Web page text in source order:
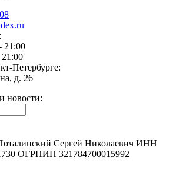
Петербурге:
д. 26
новости:
Сергей Николаевич ИНН
ОГРНИП 321784700015992